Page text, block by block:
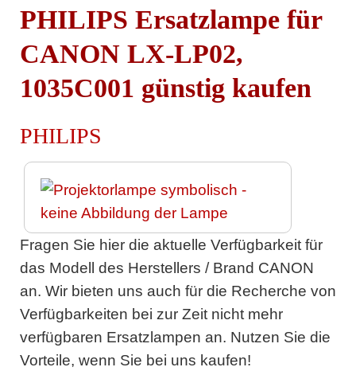
PHILIPS Ersatzlampe für
CANON LX-LP02,
1035C001 günstig kaufen
PHILIPS
Fragen Sie hier die aktuelle Verfügbarkeit für
das Modell des Herstellers / Brand CANON
an. Wir bieten uns auch für die Recherche von
Verfügbarkeiten bei zur Zeit nicht mehr
verfügbaren Ersatzlampen an. Nutzen Sie die
Vorteile, wenn Sie bei uns kaufen!